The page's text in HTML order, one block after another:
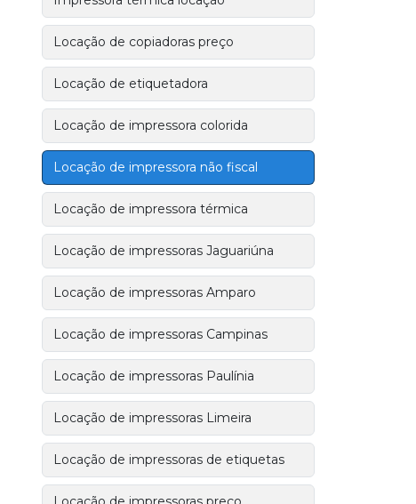
Locação de copiadoras preço
Locação de etiquetadora
Locação de impressora colorida
Locação de impressora não fiscal
Locação de impressora térmica
Locação de impressoras Jaguariúna
Locação de impressoras Amparo
Locação de impressoras Campinas
Locação de impressoras Paulínia
Locação de impressoras Limeira
Locação de impressoras de etiquetas